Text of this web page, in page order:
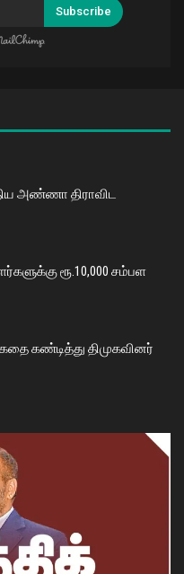
Subscribe
அண்ணா திராவிட
ரூ.10,000 சம்பள
கண்டித்து திமுகவினர்